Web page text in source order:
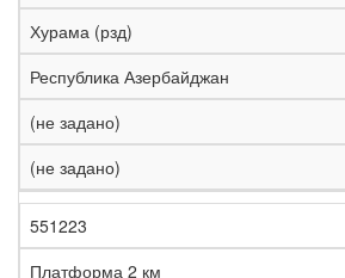
Хурама (рзд)
Республика Азербайджан
(не задано)
(не задано)
551223
Платформа 2 км